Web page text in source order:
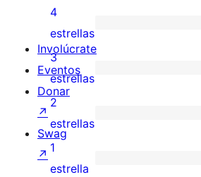
valoración
de
5
estrellas
0
valoraciones
de
4
estrellas
4
estrellas
0
valoraciones
de
3
estrellas
3
estrellas
0
valoraciones
de
2
estrellas
0
1
estrella
Involúcrate
Eventos
Donar
↗
Swag
↗